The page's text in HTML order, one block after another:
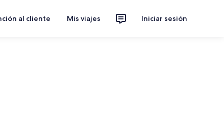
al cliente Mis viajes Iniciar sesión